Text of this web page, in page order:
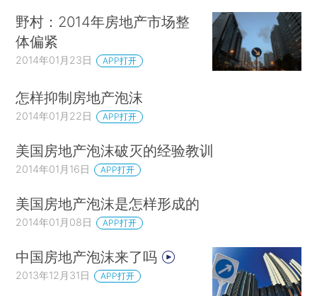
野村：2014年房地产市场整
体偏紧
2014年01月23日 APP打开
怎样抑制房地产泡沫
2014年01月22日 APP打开
美国房地产泡沫破灭的经验教训
2014年01月16日 APP打开
美国房地产泡沫是怎样形成的
2014年01月08日 APP打开
中国房地产泡沫来了吗
2013年12月31日 APP打开